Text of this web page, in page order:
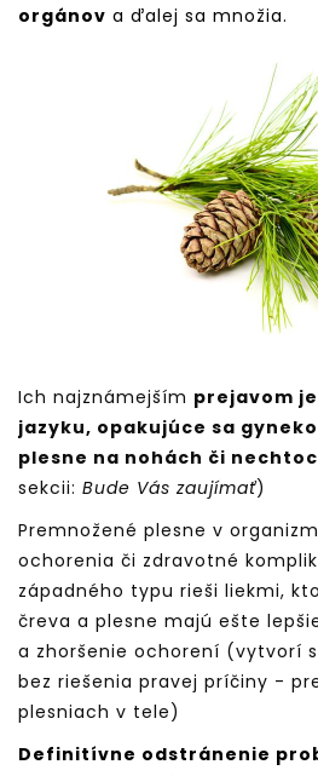
orgánov a ďalej sa množia.
Ich najznámejším prejavom
jazyku, opakujúce sa
plesne na nohách či
sekcii: Bude Vás zaujímať)
Premnožené plesne v
ochorenia či zdravotné
západného typu rieši liekmi,
čreva a plesne majú ešte
a zhoršenie ochorení (vytvorí
bez riešenia pravej príčiny -
plesniach v tele)
Definitívne odstránenie